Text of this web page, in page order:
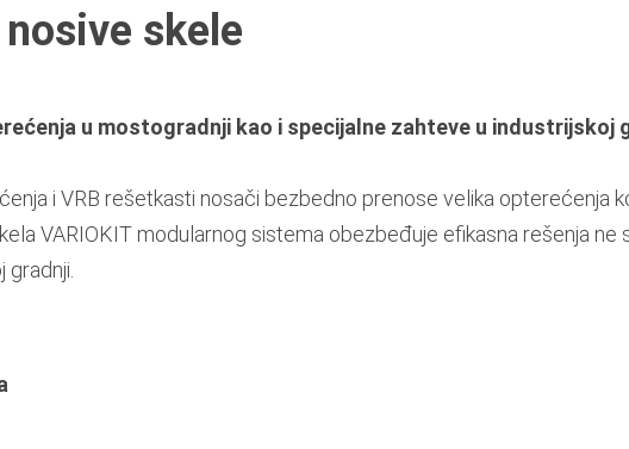
skele
u mostogradnji kao i specijalne zahteve u industrijskoj
i VRB rešetkasti nosači bezbedno prenose velika opterećenja
VARIOKIT modularnog sistema obezbeđuje efikasna rešenja ne